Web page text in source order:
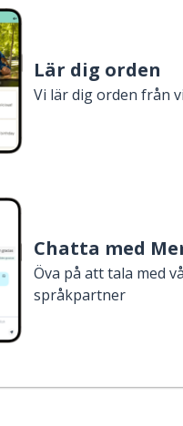
Lär dig orden
Vi lär dig orden från
Chatta med
Öva på att tala med
språkpartner